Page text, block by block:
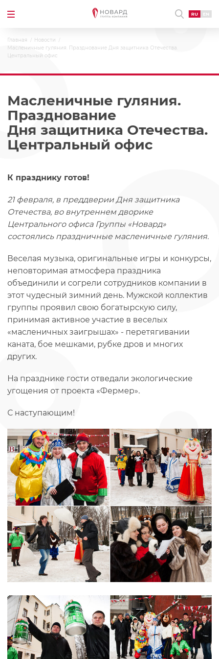
RU EN
Главная
Новости
Масленичные гуляния. Празднование Дня защитника Отечества.
Центральный офис
Масленичные гуляния.
Празднование
Дня защитника Отечества.
Центральный офис
К празднику готов!
21 февраля, в преддверии Дня защитника
Отечества, во внутреннем дворике
Центрального офиса Группы «Новард»
состоялись праздничные масленичные гуляния.
Веселая музыка, оригинальные игры и конкурсы,
неповторимая атмосфера праздника
объединили и согрели сотрудников компании в
этот чудесный зимний день. Мужской коллектив
группы проявил свою богатырскую силу,
принимая активное участие в веселых
«масленичных заигрышах» - перетягивании
каната, бое мешками, рубке дров и многих
других.
На празднике гости отведали экологические
угощения от проекта «Фермер».
С наступающим!